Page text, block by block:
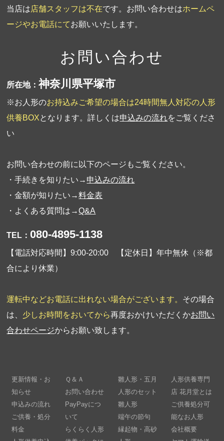
当店は店舗スタッフは不在です。お問い合わせはホームペ
ージやお電話にてお願いいたします。
お問い合わせ
所在地：神奈川県平塚市
※お人形のお持込みご希望の場合は24時間無人対応の人形
供養BOXとなります。詳しくは申込みの流れをご覧くださ
い
お問い合わせの前に以下のページもご覧ください。
・手続きを知りたい→ 申込みの流れ
・金額が知りたい→料金表
・よくある質問は→Q&A
TEL： 080-4895-1138
【電話対応時間】9:00-20:00 【定休日】年中無休（※都
合により休業）
運転中などお電話に出れない場合がございます。 その場合
は、 少しお時間をおいてから再度おかけいただくかお問い
合わせページからお願い致します。
更新情報・お
知らせ
申込みの流れ
ご供養・処分
料金
Ｑ＆Ａ
お問い合わせ
PayPayにつ
いて
らくらく人形
雛人形・五月
人形のセット
雛人形
端午の節句
縁起物・高砂
人形供養専門
店 花月堂とは
ご供養処分可
能なお人形
会社概要